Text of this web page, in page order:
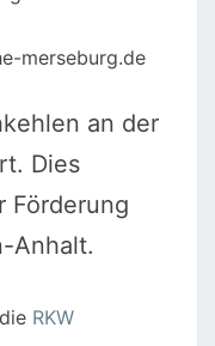
merseburg.de
an der
Dies
Förderung
Anhalt.
RKW